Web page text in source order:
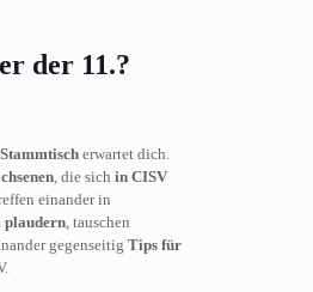
der 11.?
erwartet dich.
, die sich in CISV
einander in
plaudern, tauschen
gegenseitig Tips für